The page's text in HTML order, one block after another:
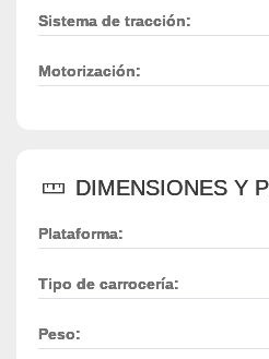
Sistema de tracción:
Motorización:
DIMENSIONES Y
Plataforma:
Tipo de carrocería:
Peso: